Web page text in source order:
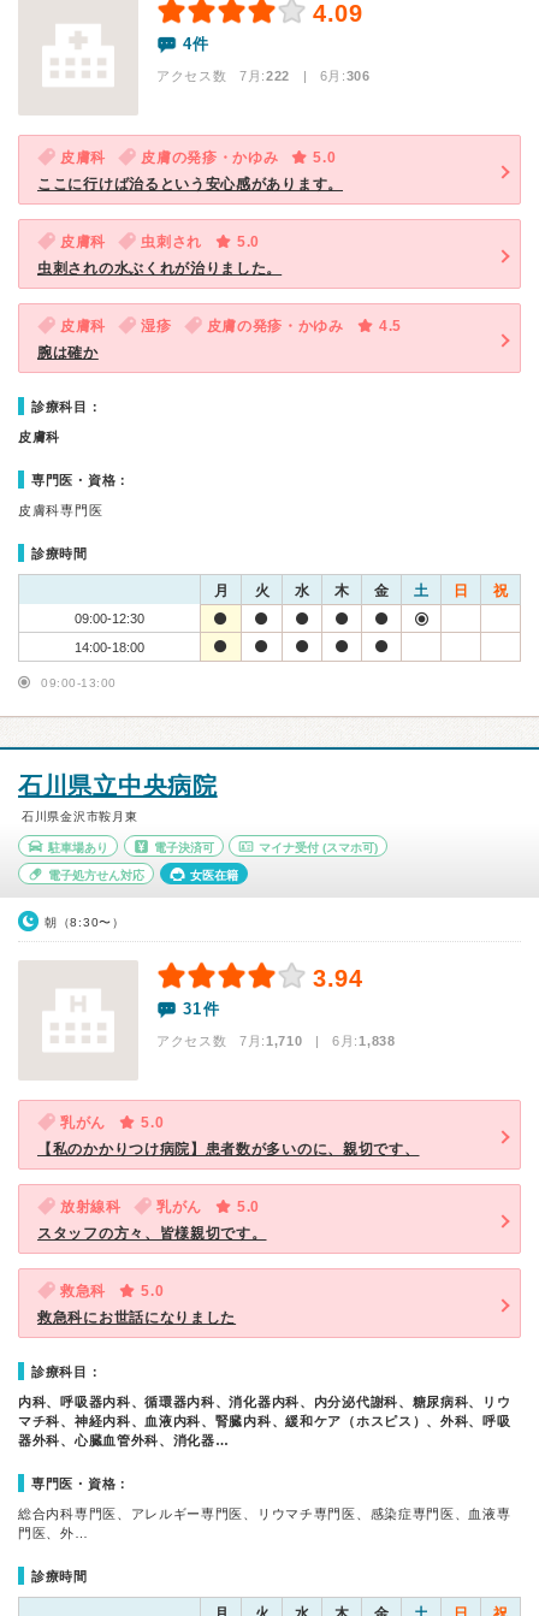
4.09
4件
アクセス数 7月:222 | 6月:306
皮膚科 皮膚の発疹・かゆみ
5.0
ここに行けば治るという安心感があります。
皮膚科 虫刺され
5.0
虫刺されの水ぶくれが治りました。
皮膚科 湿疹 皮膚の発疹・かゆみ
4.5
腕は確か
診療科目：
皮膚科
専門医・資格：
皮膚科専門医
診療時間
月 火 水 木 金 土 日 祝
09:00-12:30
14:00-18:00
09:00-13:00
石川県立中央病院
石川県金沢市鞍月東
駐車場あり 電子決済可 マイナ受付 (スマホ可)
電子処方せん対応 女医在籍
朝（8:30〜）
3.94
31件
アクセス数 7月:1,710 | 6月:1,838
乳がん
5.0
【私のかかりつけ病院】患者数が多いのに、親切です、
放射線科 乳がん
5.0
スタッフの方々、皆様親切です。
救急科
5.0
救急科にお世話になりました
診療科目：
内科、呼吸器内科、循環器内科、消化器内科、内分泌代謝科、糖尿病科、リウ
マチ科、神経内科、血液内科、腎臓内科、緩和ケア（ホスピス）、外科、呼吸
器外科、心臓血管外科、消化器…
専門医・資格：
総合内科専門医、アレルギー専門医、リウマチ専門医、感染症専門医、血液専
門医、外…
診療時間